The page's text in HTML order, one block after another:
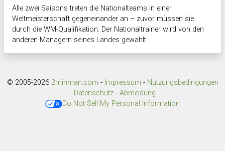
Alle zwei Saisons treten die Nationalteams in einer
Weltmeisterschaft gegeneinander an – zuvor müssen sie
durch die WM-Qualifikation. Der Nationaltrainer wird von den
anderen Managern seines Landes gewählt.
© 2005-2026 2minman.com - Impressum - Nutzungsbedingungen
- Datenschutz- Abmeldung
Do Not Sell My Personal Information